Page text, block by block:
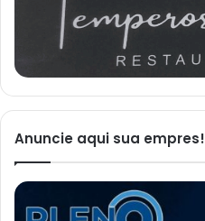
Anuncie aqui sua empres!